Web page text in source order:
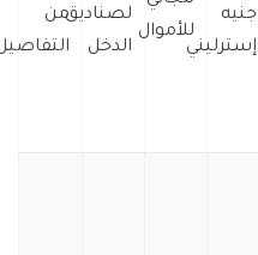
جنيه
إسترليني
للأموال
لصناديق
الدخل
من